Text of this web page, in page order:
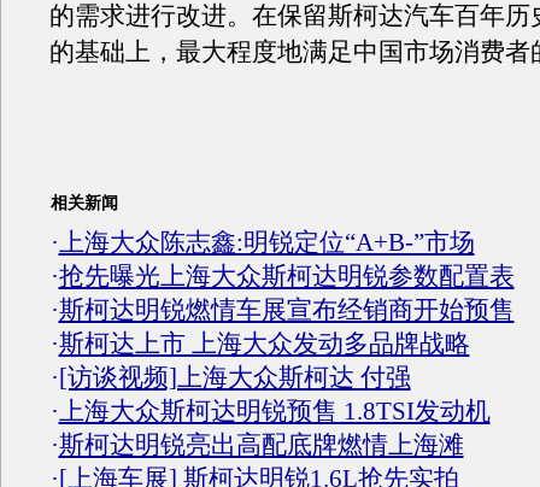
的需求进行改进。在保留斯柯达汽车百年历
的基础上，最大程度地满足中国市场消费者
相关新闻
·上海大众陈志鑫:明锐定位“A+B-”市场
·抢先曝光上海大众斯柯达明锐参数配置表
·斯柯达明锐燃情车展宣布经销商开始预售
·斯柯达上市 上海大众发动多品牌战略
·[访谈视频]上海大众斯柯达 付强
·上海大众斯柯达明锐预售 1.8TSI发动机
·斯柯达明锐亮出高配底牌燃情上海滩
·[上海车展] 斯柯达明锐1.6L抢先实拍